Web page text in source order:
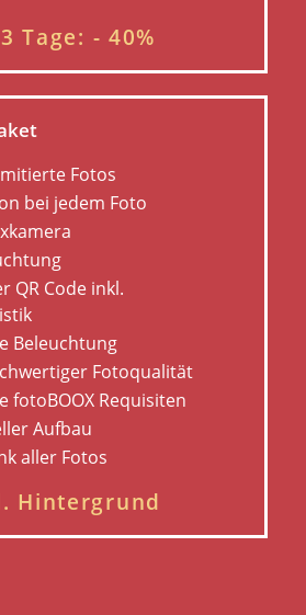
Tage: - 40%
Fotos
bei jedem Foto
QR Code inkl.
Beleuchtung
Fotoqualität
fotoBOOX Requisiten
Aufbau
aller Fotos
Hintergrund